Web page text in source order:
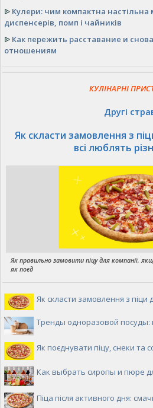
ᐉ Кулери: чим компактна настільна
диспенсерів, помп і чайників
ᐉ Как пережить расставание и
отношениям
КУЛІНАРНІ
Другі
Як скласти замовлення з
всі люблять
Як правильно замовити піцу для компанії,
як поєд
Як скласти замовлення з піци
Тренды одноразовой посуды:
Як поєднувати піцу, снеки та
Как выбрать сиропы и пюре
Піца після активного дня: